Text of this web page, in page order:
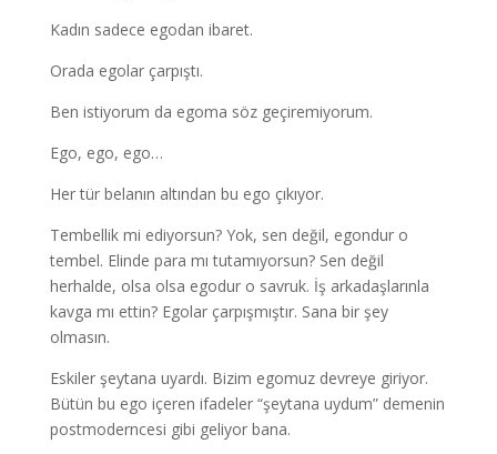
Kadın sadece egodan ibaret.
Orada egolar çarpıştı.
Ben istiyorum da egoma söz geçiremiyorum.
Ego, ego, ego…
Her tür belanın altından bu ego çıkıyor.
Tembellik mi ediyorsun? Yok, sen değil, egondur o
tembel. Elinde para mı tutamıyorsun? Sen değil
herhalde, olsa olsa egodur o savruk. İş arkadaşlarınla
kavga mı ettin? Egolar çarpışmıştır. Sana bir şey
olmasın.
Eskiler şeytana uyardı. Bizim egomuz devreye giriyor.
Bütün bu ego içeren ifadeler “şeytana uydum” demenin
postmoderncesi gibi geliyor bana.